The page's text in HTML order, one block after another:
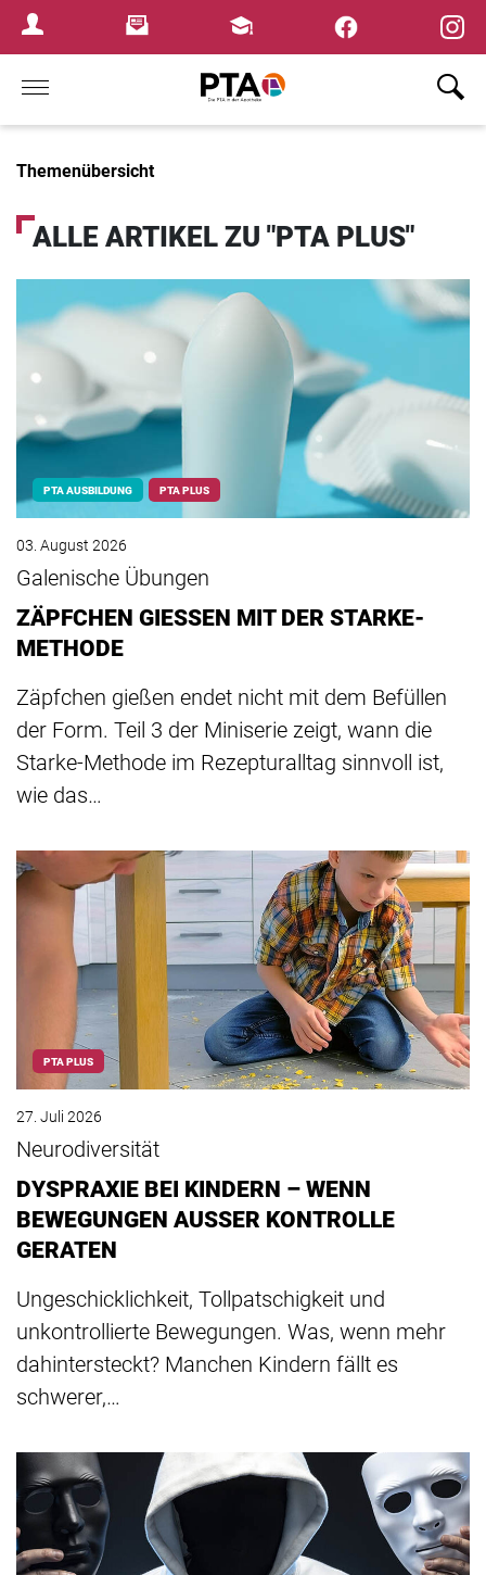
Login MenuNewsletterFortbildungen
Home
Themenübersicht
ALLE ARTIKEL ZU "PTA PLUS"
PTA AUSBILDUNG PTA PLUS
03. August 2026
Galenische Übungen
ZÄPFCHEN GIESSEN MIT DER STARKE-
METHODE
Zäpfchen gießen endet nicht mit dem Befüllen
der Form. Teil 3 der Miniserie zeigt, wann die
Starke-Methode im Rezepturalltag sinnvoll ist,
wie das…
PTA PLUS
27. Juli 2026
Neurodiversität
DYSPRAXIE BEI KINDERN – WENN
BEWEGUNGEN AUSSER KONTROLLE
GERATEN
Ungeschicklichkeit, Tollpatschigkeit und
unkontrollierte Bewegungen. Was, wenn mehr
dahintersteckt? Manchen Kindern fällt es
schwerer,…
×